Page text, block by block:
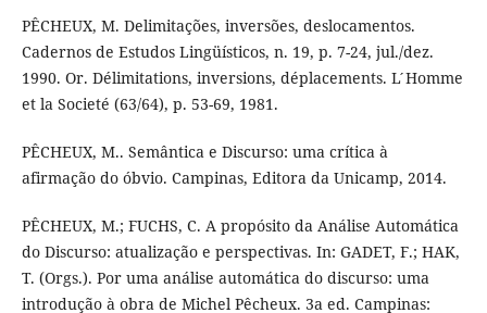
PÊCHEUX, M. Delimitações, inversões, deslocamentos.
Cadernos de Estudos Lingüísticos, n. 19, p. 7-24, jul./dez.
1990. Or. Délimitations, inversions, déplacements. L ́Homme
et la Societé (63/64), p. 53-69, 1981.
PÊCHEUX, M.. Semântica e Discurso: uma crítica à
afirmação do óbvio. Campinas, Editora da Unicamp, 2014.
PÊCHEUX, M.; FUCHS, C. A propósito da Análise Automática
do Discurso: atualização e perspectivas. In: GADET, F.; HAK,
T. (Orgs.). Por uma análise automática do discurso: uma
introdução à obra de Michel Pêcheux. 3a ed. Campinas: